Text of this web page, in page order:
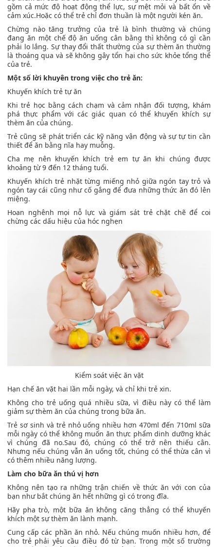
gồm cả mức độ hoạt động thể lực, sự mệt mỏi và bất ổn về
cảm xúc.Hoặc có thể trẻ chỉ đơn thuần là một người kén ăn.
Chừng nào tăng trưởng của trẻ là bình thường và chúng
đang ăn một chế độ ăn uống cân bằng thì không có gì cần
phải lo lắng. Sự thay đổi thất thường của sự thèm ăn thường
là thoáng qua và sẽ không gây tổn hại cho sức khỏe tổng thể
của trẻ.
Một số lời khuyên trong việc cho trẻ ăn:
Khuyến khích trẻ tự ăn
Khi trẻ học bằng cách chạm và cảm nhận đối tượng, khám
phá thực phẩm với các giác quan có thể khuyến khích sự
thèm ăn của chúng.
Trẻ cũng sẽ phát triển các kỹ năng vận động và sự tự tin cần
thiết để ăn bằng nĩa hay muỗng.
Cha mẹ nên khuyến khích trẻ em tự ăn khi chúng được
khoảng từ 9 đến 12 tháng tuổi.
Khuyến khích trẻ nhặt từng miếng nhỏ giữa ngón tay trỏ và
ngón tay cái cũng như cố gắng để đưa những thức ăn đó lên
miệng.
Hoan nghênh mọi nỗ lực và giám sát trẻ chặt chẽ để coi
chừng các dấu hiệu của hóc nghẹn
Kiểm soát việc ăn vặt
Hạn chế ăn vặt hai lần mỗi ngày, và chỉ khi trẻ xin.
Không cho trẻ uống quá nhiều sữa, vì điều này có thể làm
giảm sự thèm ăn của chúng trong bữa ăn.
Trẻ sơ sinh và trẻ nhỏ uống nhiều hơn 470ml đến 710ml sữa
mỗi ngày có thể không muốn ăn thực phẩm dinh dưỡng khác
vì chúng đã no.Sau đó, chúng có thể trở nên thiếu cân.
Nhưng nếu chúng vẫn ăn uống tốt, chúng có thể thừa cân vì
có thêm nhiều năng lượng.
Làm cho bữa ăn thú vị hơn
Không nên tạo ra những trận chiến về thức ăn với con của
bạn như bắt chúng ăn hết những gì có trong đĩa.
Hãy pha trò, một bữa ăn không căng thẳng có thể khuyến
khích một sự thèm ăn lành mạnh.
Cung cấp các phần ăn nhỏ. Nếu chúng muốn nhiều hơn, để
cho trẻ phải yêu cầu điều đó từ bạn. Trong một số trường